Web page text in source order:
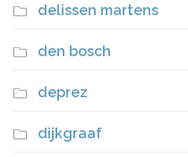
delissen martens
den bosch
deprez
dijkgraaf